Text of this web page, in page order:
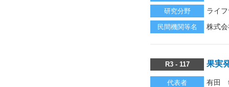
研究分野 ライ
民間機関等名 株式
R3 - 117 果実
代表者 有田